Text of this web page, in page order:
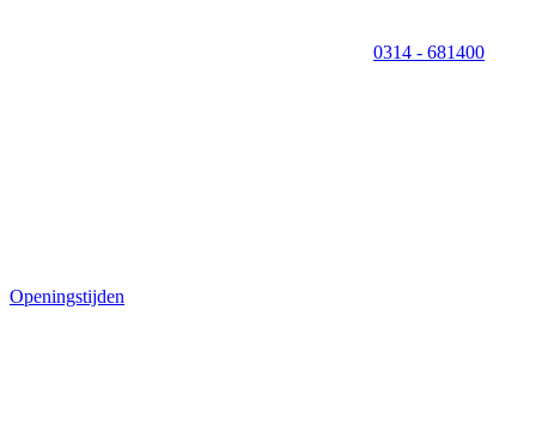
0314 - 681400
Openingstijden